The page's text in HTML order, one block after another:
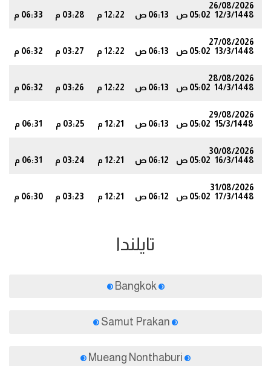
26/08/2026
12/3/1448 05:02 ص 06:13 ص 12:22 م 03:28 م 06:33 م
27/08/2026
13/3/1448 05:02 ص 06:13 ص 12:22 م 03:27 م 06:32 م
28/08/2026
14/3/1448 05:02 ص 06:13 ص 12:22 م 03:26 م 06:32 م
29/08/2026
15/3/1448 05:02 ص 06:13 ص 12:21 م 03:25 م 06:31 م
30/08/2026
16/3/1448 05:02 ص 06:12 ص 12:21 م 03:24 م 06:31 م
31/08/2026
17/3/1448 05:02 ص 06:12 ص 12:21 م 03:23 م 06:30 م
تايلندا
Bangkok